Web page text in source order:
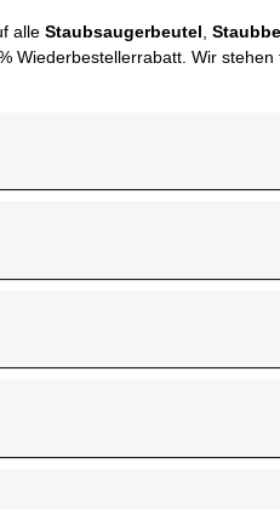
alleStaubsaugerbeutel ,
Wiederbestellerrabatt. Wir